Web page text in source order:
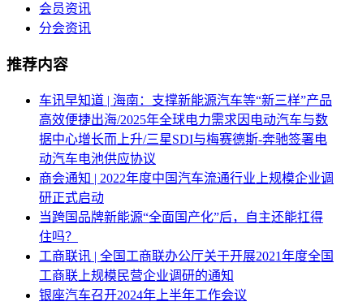
会员资讯
分会资讯
推荐内容
车讯早知道 | 海南：支撑新能源汽车等“新三样”产品
高效便捷出海/2025年全球电力需求因电动汽车与数
据中心增长而上升/三星SDI与梅赛德斯-奔驰签署电
动汽车电池供应协议
商会通知 | 2022年度中国汽车流通行业上规模企业调
研正式启动
当跨国品牌新能源“全面国产化”后，自主还能扛得
住吗？
工商联讯 | 全国工商联办公厅关于开展2021年度全国
工商联上规模民营企业调研的通知
银座汽车召开2024年上半年工作会议